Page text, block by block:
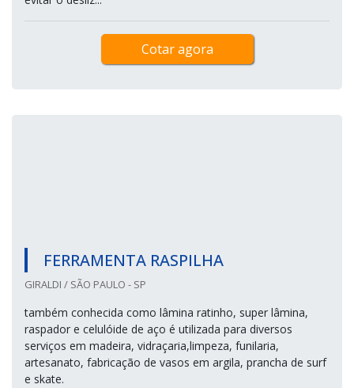
Cotar agora
FERRAMENTA RASPILHA
GIRALDI / SÃO PAULO - SP
também conhecida como lâmina ratinho, super lâmina,
raspador e celulóide de aço é utilizada para diversos
serviços em madeira, vidraçaria,limpeza, funilaria,
artesanato, fabricação de vasos em argila, prancha de surf
e skate.